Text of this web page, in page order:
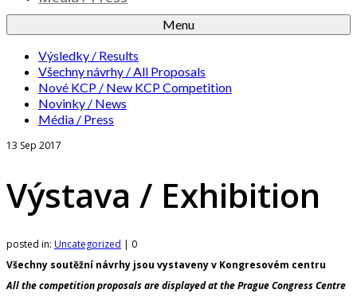
Menu
Výsledky / Results
Všechny návrhy / All Proposals
Nové KCP / New KCP Competition
Novinky / News
Média / Press
13 Sep 2017
Výstava / Exhibition
posted in: Uncategorized | 0
Všechny soutěžní návrhy jsou vystaveny v Kongresovém centru
All the competition proposals are displayed at the Prague Congress Centre